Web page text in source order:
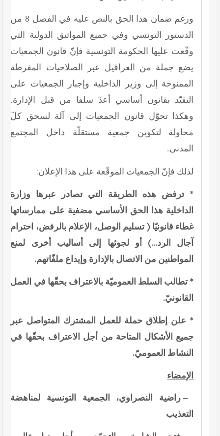
ورغم ضمان هذا الحق بالنص عليه في الفصل 8من
الدستور التونسي وفي جميع المواثيق الدولية التي
وقّعت عليها الحكومة التونسية فإنّ قانون الجمعيات
يضع جملة من العراقيل عبر الصلاحيات المفرطة
الممنوحة إلى وزير الداخلية وإجبار الجمعيات على
التقيّد بقانون أساسي أعدّ سلفا من قبل الإدارة.
وهكذا تحوّل قانون الجمعيات إلى آلة لسحق كلّ
محاولة لتكوين جمعية مستقلّة داخل المجتمع
المدني.
لذلك فإنّ الجمعيات الموقّعة على هذا الإعلان:
* ترفض هذه الطريقة التي تصادر عبرها وزارة
الداخلية هذا الحق الأساسي مضفية على ممارساتها
غطاء قانونيّا ( تسليم الوصل، الإعلام بالرفض، احترام
آجال الرد…) أو لجوئها إلى أساليب أخرى لمنع
المواطنين من الاتصال بالإدارة وإيداع ملفّاتهم.
* تطالب السلط العموميّة بالاعتراف بحقّها في العمل
القانونيّ.
* علن إطلاق حملة للعمل المشترك المتواصل عبر
جميع الأشكال المتاحة من أجل الاعتراف بحقّها في
النشاط العموميّ.
الإمضاء
– راضية النصراوي، الجمعية التونسية لمناهضة
التعذيب